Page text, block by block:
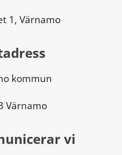
1, Värnamo
kommun
Värnamo
vi